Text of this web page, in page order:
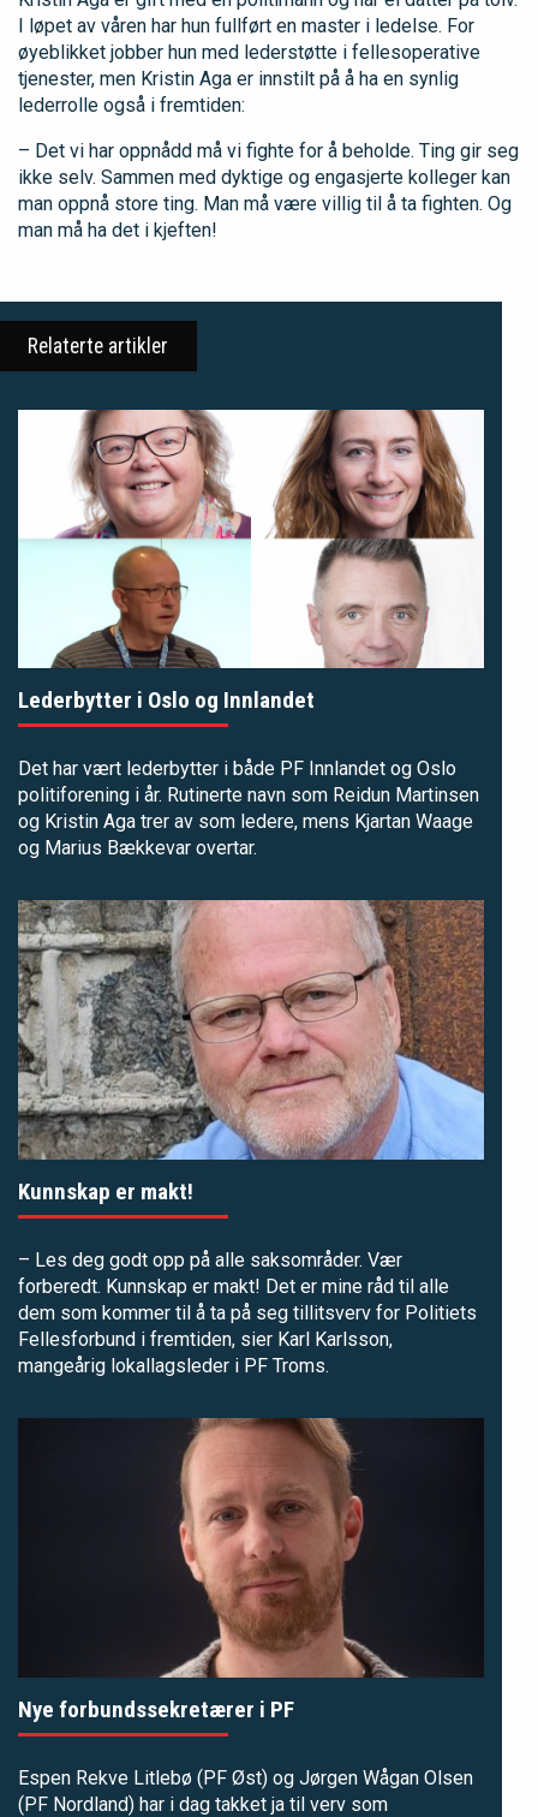
I løpet av våren har hun fullført en master i ledelse. For
øyeblikket jobber hun med lederstøtte i fellesoperative
tjenester, men Kristin Aga er innstilt på å ha en synlig
lederrolle også i fremtiden:
– Det vi har oppnådd må vi fighte for å beholde. Ting gir seg
ikke selv. Sammen med dyktige og engasjerte kolleger kan
man oppnå store ting. Man må være villig til å ta fighten. Og
man må ha det i kjeften!
Relaterte artikler
Lederbytter i Oslo og Innlandet
Det har vært lederbytter i både PF Innlandet og Oslo
politiforening i år. Rutinerte navn som Reidun Martinsen
og Kristin Aga trer av som ledere, mens Kjartan Waage
og Marius Bækkevar overtar.
Kunnskap er makt!
– Les deg godt opp på alle saksområder. Vær
forberedt. Kunnskap er makt! Det er mine råd til alle
dem som kommer til å ta på seg tillitsverv for Politiets
Fellesforbund i fremtiden, sier Karl Karlsson,
mangeårig lokallagsleder i PF Troms.
Nye forbundssekretærer i PF
Espen Rekve Litlebø (PF Øst) og Jørgen Wågan Olsen
(PF Nordland) har i dag takket ja til verv som